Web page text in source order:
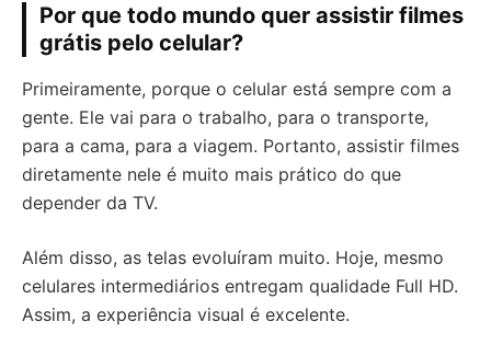
Por que todo mundo quer assistir filmes
grátis pelo celular?
Primeiramente, porque o celular está sempre com a
gente. Ele vai para o trabalho, para o transporte,
para a cama, para a viagem. Portanto, assistir filmes
diretamente nele é muito mais prático do que
depender da TV.
Além disso, as telas evoluíram muito. Hoje, mesmo
celulares intermediários entregam qualidade Full HD.
Assim, a experiência visual é excelente.